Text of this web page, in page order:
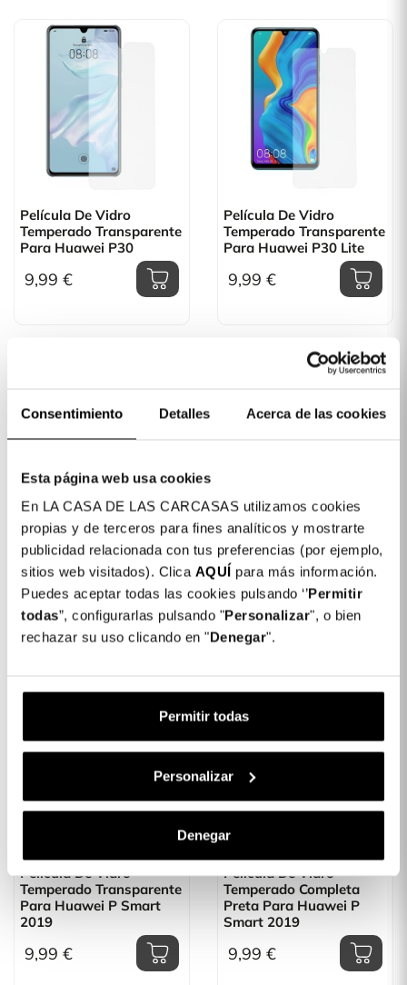
Consentimiento Detalles Acerca de las cookies
Esta página web usa cookies
En LA CASA DE LAS CARCASAS utilizamos cookies
propias y de terceros para fines analíticos y mostrarte
publicidad relacionada con tus preferencias (por ejemplo,
sitios web visitados). Clica AQUÍ para más información.
Puedes aceptar todas las cookies pulsando ‘’Permitir
todas”, configurarlas pulsando "Personalizar", o bien
rechazar su uso clicando en "Denegar".
Permitir todas
Personalizar
Denegar
Película De Vidro
Temperado Transparente
Para Huawei P30
9,99 €
Película De Vidro
Temperado Transparente
Para Huawei P30 Lite
9,99 €
Película De Vidro
Temperado Transparente
Para Huawei P Smart Z
9,99 €
Película De Vidro
Temperado Transparente
Para Huawei P40 Lite
9,99 €
Película De Vidro
Temperado Transparente
Para Huawei P Smart
2019
9,99 €
Película De Vidro
Temperado Completa
Preta Para Huawei P
Smart 2019
9,99 €